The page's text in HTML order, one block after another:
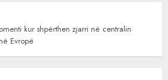
kur shpërthen zjarri në centralin
Evropë